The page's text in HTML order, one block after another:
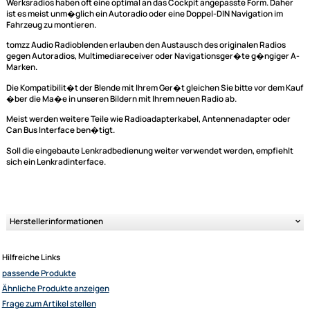
für 1- und 2-DIN Radios gängiger Marken
kompatibel mit Mini Cooper R55 2006-2014
kompatibel mit Mini Cooper R56 2006-2014
kompatibel mit Mini Cooper R57 2006-2014
Nur für Fahrzeuge mit autom. Klimaanlage.
Es können 1DIN sowie auch Doppel DIN Radios verbaut werden.
Farbe: schwarz
ist es meist unm�glich ein Autoradio oder eine Doppel-DIN Navigation
Fahrzeug zu montieren.
Meist werden weitere Teile wie Radioadapterkabel, Antennenadapter
Can Bus Interface ben�tigt.
Soll die eingebaute Lenkradbedienung weiter verwendet werden,
...
Ultramall
Zahlungsarten
Wir versenden mit